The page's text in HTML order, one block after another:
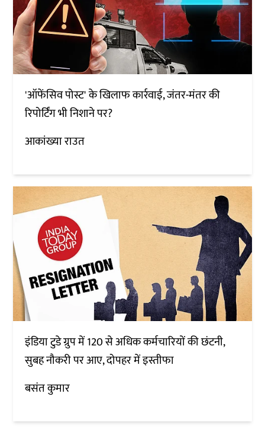
'ऑफेंसिव पोस्ट' के खिलाफ कार्रवाई, जंतर-मंतर की
रिपोर्टिंग भी निशाने पर?
आकांख्या राउत
इंडिया टुडे ग्रुप में 120 से अधिक कर्मचारियों की छंटनी,
सुबह नौकरी पर आए, दोपहर में इस्तीफा
बसंत कुमार